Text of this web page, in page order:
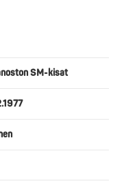
SM-kisat